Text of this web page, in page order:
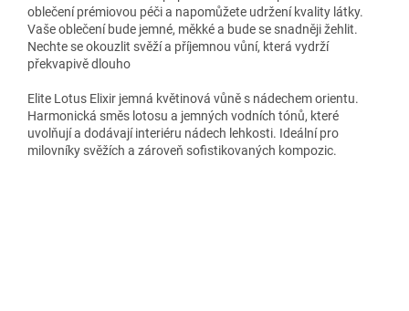
oblečení prémiovou péči a napomůžete udržení kvality látky.
Vaše oblečení bude jemné, měkké a bude se snadněji žehlit.
Nechte se okouzlit svěží a příjemnou vůní, která vydrží
překvapivě dlouho
Elite Lotus Elixir jemná květinová vůně s nádechem orientu.
Harmonická směs lotosu a jemných vodních tónů, které
uvolňují a dodávají interiéru nádech lehkosti. Ideální pro
milovníky svěžích a zároveň sofistikovaných kompozic.